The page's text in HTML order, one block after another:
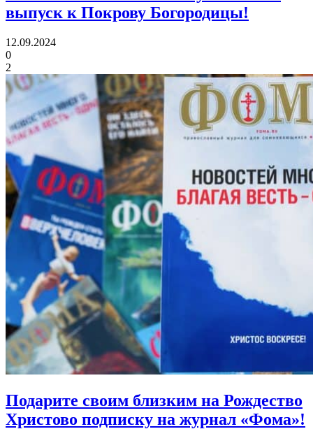
выпуск к Покрову Богородицы!
12.09.2024
0
2
Подарите своим близким на Рождество
Христово подписку на журнал «Фома»!